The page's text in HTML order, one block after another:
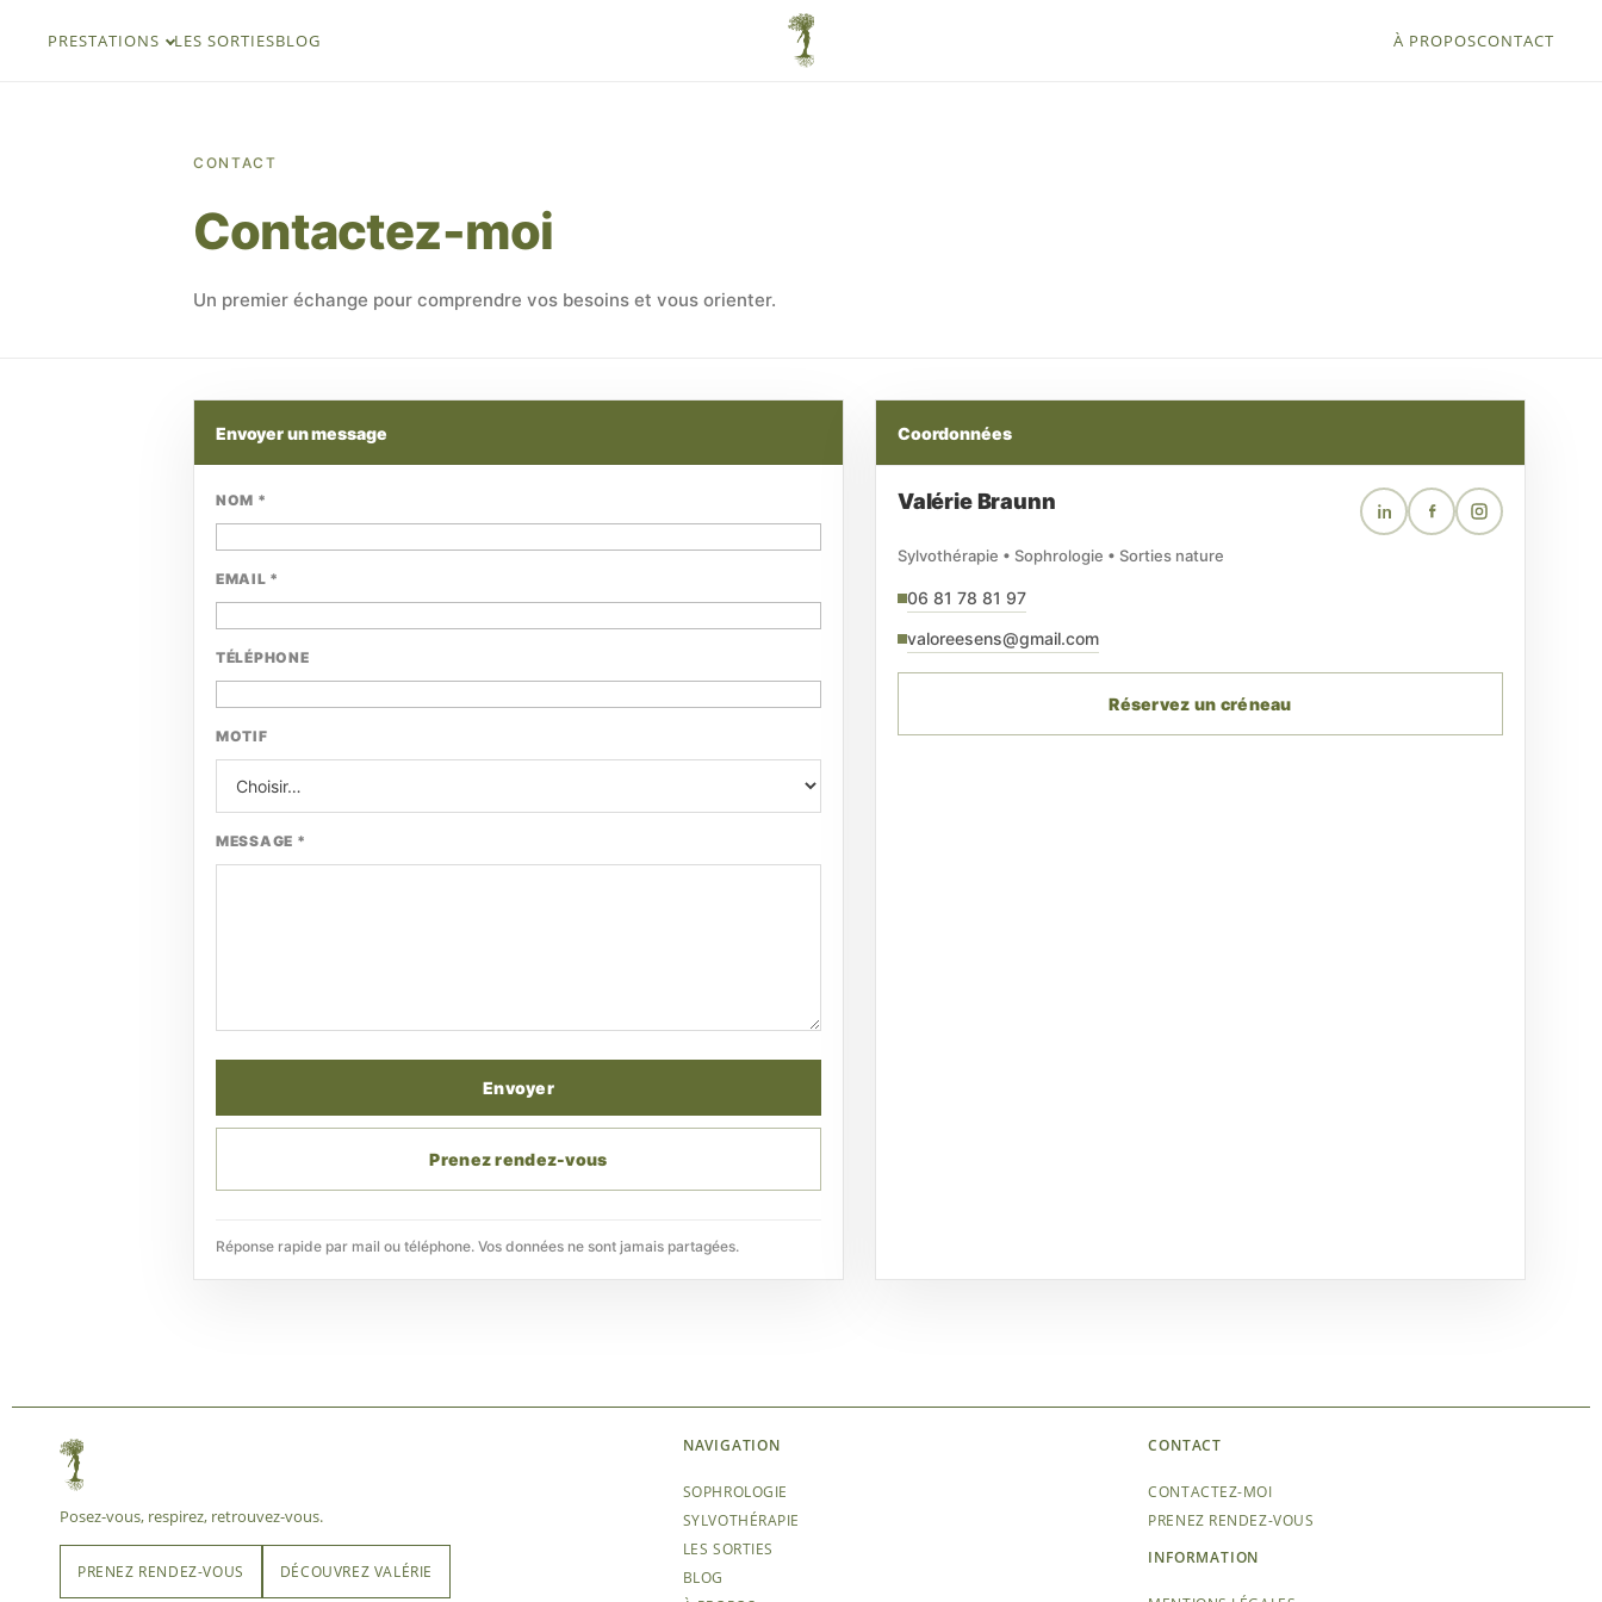
PRESTATIONS LES SORTIESBLOG À PROPOSCONTACT
CONTACT
Contactez-moi
Un premier échange pour comprendre vos besoins et vous orienter.
Envoyer un message
NOM *
EMAIL *
TÉLÉPHONE
MOTIF
MESSAGE *
Envoyer
Prenez rendez-vous
Réponse rapide par mail ou téléphone. Vos données ne sont jamais partagées.
Coordonnées
Valérie Braunn
Sylvothérapie • Sophrologie • Sorties nature
06 81 78 81 97
valoreesens@gmail.com
Réservez un créneau
Posez-vous, respirez, retrouvez-vous.
PRENEZ RENDEZ-VOUS DÉCOUVREZ VALÉRIE
NAVIGATION
SOPHROLOGIE
SYLVOTHÉRAPIE
LES SORTIES
BLOG
CONTACT
CONTACTEZ-MOI
PRENEZ RENDEZ-VOUS
INFORMATION